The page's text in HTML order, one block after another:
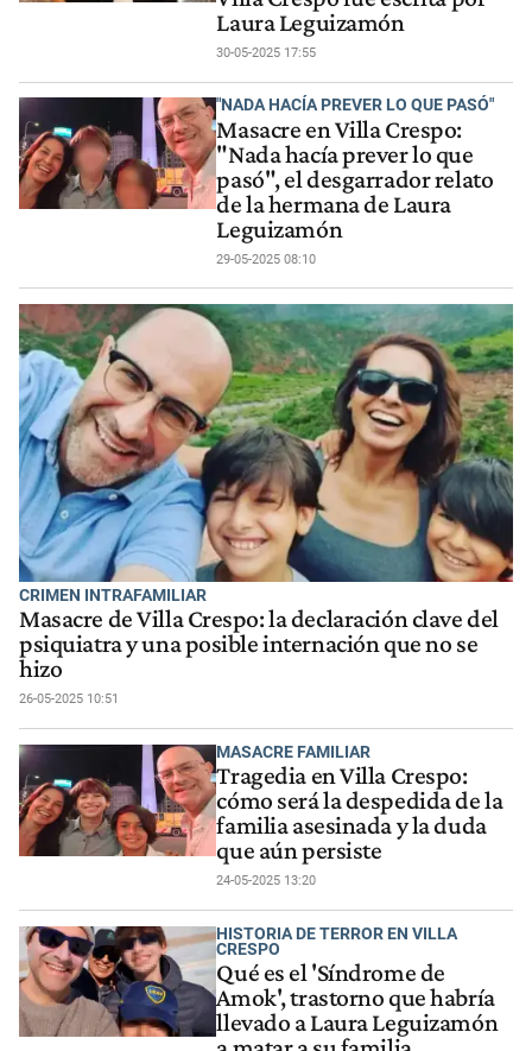
Laura Leguizamón
30-05-2025 17:55
"NADA HACÍA PREVER LO QUE PASÓ"
Masacre en Villa Crespo:
"Nada hacía prever lo que
pasó", el desgarrador relato
de la hermana de Laura
Leguizamón
29-05-2025 08:10
CRIMEN INTRAFAMILIAR
Masacre de Villa Crespo: la declaración clave del
psiquiatra y una posible internación que no se
hizo
26-05-2025 10:51
MASACRE FAMILIAR
Tragedia en Villa Crespo:
cómo será la despedida de la
familia asesinada y la duda
que aún persiste
24-05-2025 13:20
HISTORIA DE TERROR EN VILLA
CRESPO
Qué es el 'Síndrome de
Amok', trastorno que habría
llevado a Laura Leguizamón